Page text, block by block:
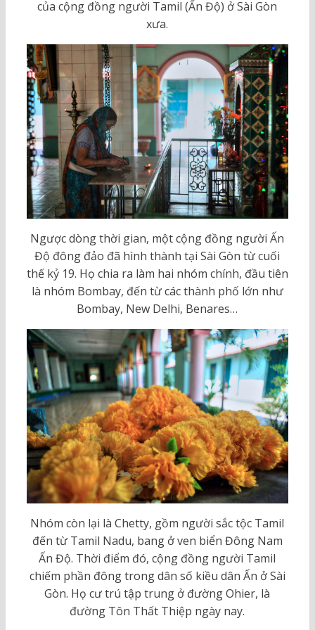
của cộng đồng người Tamil (Ấn Độ) ở Sài Gòn
xưa.
Ngược dòng thời gian, một cộng đồng người Ấn
Độ đông đảo đã hình thành tại Sài Gòn từ cuối
thế kỷ 19. Họ chia ra làm hai nhóm chính, đầu tiên
là nhóm Bombay, đến từ các thành phố lớn như
Bombay, New Delhi, Benares…
Nhóm còn lại là Chetty, gồm người sắc tộc Tamil
đến từ Tamil Nadu, bang ở ven biển Đông Nam
Ấn Độ. Thời điểm đó, cộng đồng người Tamil
chiếm phần đông trong dân số kiều dân Ấn ở Sài
Gòn. Họ cư trú tập trung ở đường Ohier, là
đường Tôn Thất Thiệp ngày nay.